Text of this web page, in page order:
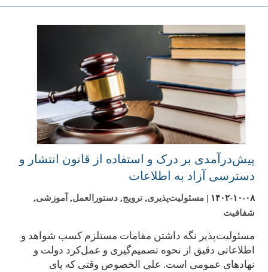
پیش‌درآمدی بر درک و استفاده از قانون انتشار و
دسترسی آزاد به اطلاعات
۱۴۰۲-۱۰-۰۸ |مسئولیت‌پذیری,ترویج,دستورالعمل, آموزشی,
شفافیت
مسئولیت‌پذیر نگه داشتن مقامات مستلزم کسب شواهد و
اطلاعاتی دقیق از نحوه تصمیم‌گیری و عمل‌کرد دولت و
نهادهای عمومی است. علی الخصوص وقتی که پای